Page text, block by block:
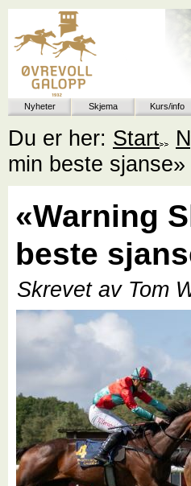
Nyheter Skjema Kurs/info
Du er her: Start
min beste sjanse»
«Warning
beste
Skrevet av Tom